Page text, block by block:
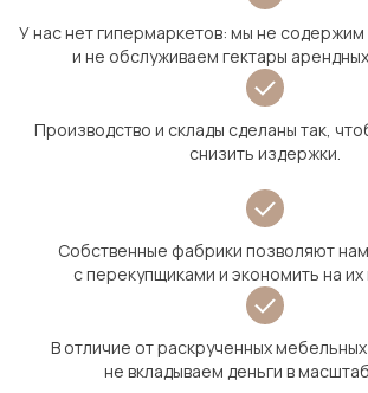
У нас нет гипермаркетов: мы не
и не обслуживаем гектары
Производство и склады сделаны так,
снизить издержки.
Собственные фабрики позволяют
с перекупщиками и экономить на их
В отличие от раскрученных
не вкладываем деньги в